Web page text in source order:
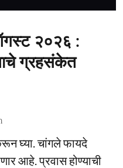
२०२६ :
ग्रहसंकेत
घ्या. चांगले फायदे
आहे. प्रवास होण्याची